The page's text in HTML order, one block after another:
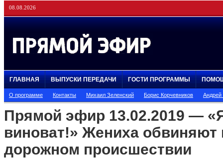
08.08.2026
ГЛАВНАЯ ВЫПУСКИ ПЕРЕДАЧИ ГОСТИ ПРОГРАММЫ
О программе Контакты Михаил Зеленский Борис Корчевников
Прямой эфир 13.02.2019 —
виноват!» Жениха обвиняют
дорожном происшествии